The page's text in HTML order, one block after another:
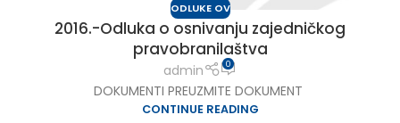
ODLUKE OV
2016.-Odluka o osnivanju zajedničkog
pravobranilaštva
admin 0
DOKUMENTI PREUZMITE DOKUMENT
CONTINUE READING